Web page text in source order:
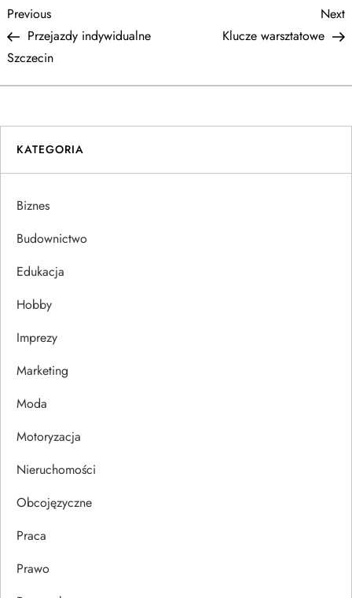
N
a
w
i
g
a
c
a
w
p
u
Previous
Post
Previous
Przejazdy indywidualne
Szczecin
Next
Klucze warsztatowe
KATEGORIA
Biznes
Budownictwo
Edukacja
Hobby
Imprezy
Marketing
Moda
Motoryzacja
Nieruchomości
Obcojęzyczne
Praca
Prawo